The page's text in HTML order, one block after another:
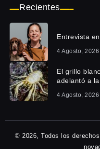
Recientes
Entrevista
4 Agosto, 2026
El grillo
adelantó a
4 Agosto, 2026
© 2026, Todos los